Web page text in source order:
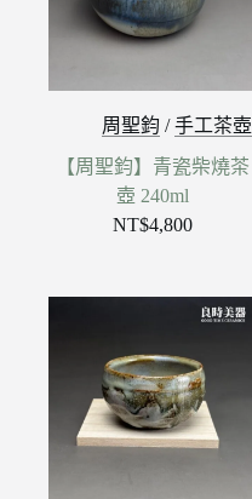
周聖鈞 /手工茶壺
【周聖鈞】青瓷柴燒茶
壺 240ml
NT$4,800